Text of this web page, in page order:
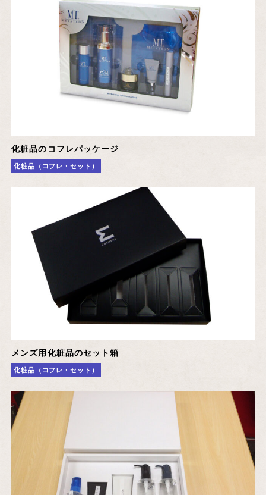
化粧品のコフレパッケージ
化粧品（コフレ・セット）
メンズ用化粧品のセット箱
化粧品（コフレ・セット）